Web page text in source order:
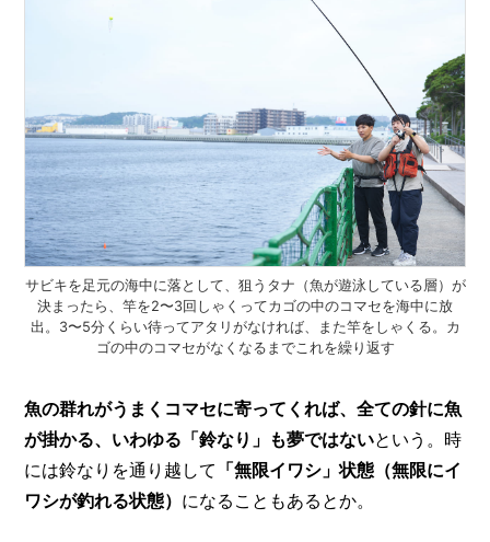
サビキを足元の海中に落として、狙うタナ（魚が遊泳している層）が
決まったら、竿を2〜3回しゃくってカゴの中のコマセを海中に放
出。3〜5分くらい待ってアタリがなければ、また竿をしゃくる。カ
ゴの中のコマセがなくなるまでこれを繰り返す
魚の群れがうまくコマセに寄ってくれば、全ての針に魚
が掛かる、いわゆる「鈴なり」も夢ではないという。時
には鈴なりを通り越して 「無限イワシ」状態（無限にイ
ワシが釣れる状態） になることもあるとか。